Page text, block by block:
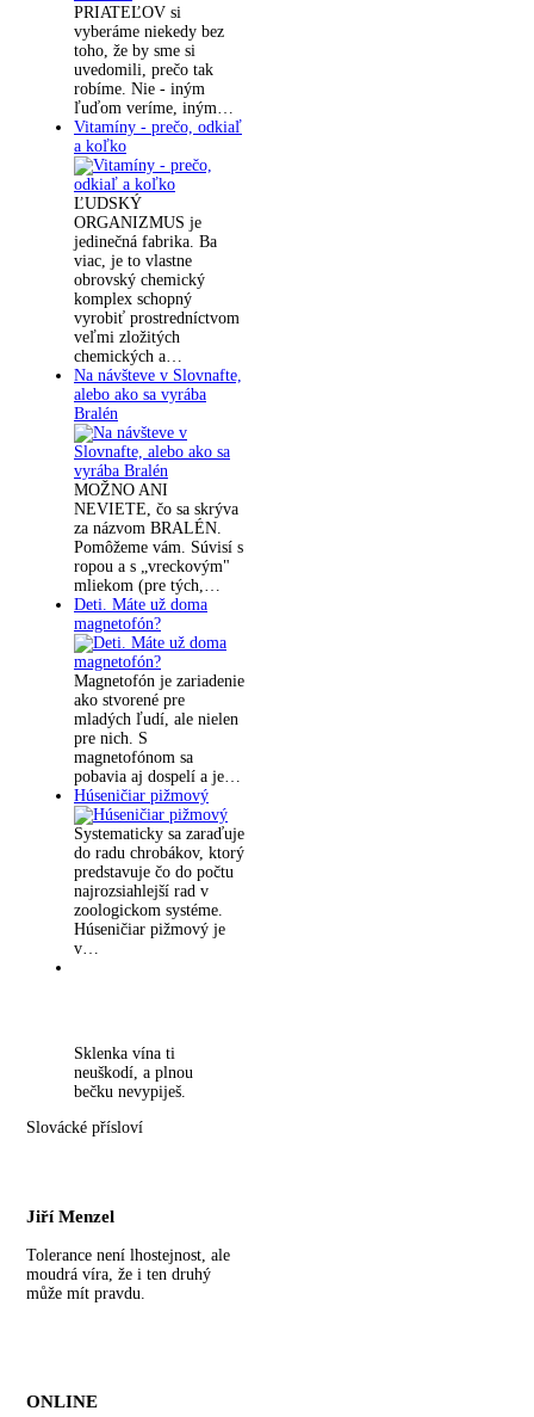
PRIATEĽOV si
vyberáme niekedy bez
toho, že by sme si
uvedomili, prečo tak
robíme. Nie - iným
ľuďom veríme, iným…
Vitamíny - prečo, odkiaľ
a koľko
ĽUDSKÝ
ORGANIZMUS je
jedinečná fabrika. Ba
viac, je to vlastne
obrovský chemický
komplex schopný
vyrobiť prostredníctvom
veľmi zložitých
chemických a…
Na návšteve v Slovnafte,
alebo ako sa vyrába
Bralén
MOŽNO ANI
NEVIETE, čo sa skrýva
za názvom BRALÉN.
Pomôžeme vám. Súvisí s
ropou a s „vreckovým"
mliekom (pre tých,…
Deti. Máte už doma
magnetofón?
Magnetofón je zariadenie
ako stvorené pre
mladých ľudí, ale nielen
pre nich. S
magnetofónom sa
pobavia aj dospelí a je…
Húseničiar pižmový
Systematicky sa zaraďuje
do radu chrobákov, ktorý
predstavuje čo do počtu
najrozsiahlejší rad v
zoologickom systéme.
Húseničiar pižmový je
v…
Sklenka vína ti
neuškodí, a plnou
bečku nevypiješ.
Slovácké přísloví
Jiří Menzel
Tolerance není lhostejnost, ale
moudrá víra, že i ten druhý
může mít pravdu.
ONLINE